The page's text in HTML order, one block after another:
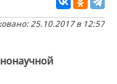
25.10.2017 в 12:57